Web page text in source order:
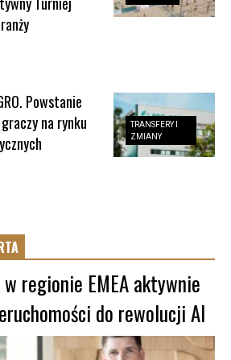
TRANSFERY I
ZMIANY
Powstanie
na rynku
regionie EMEA aktywnie
do rewolucji AI